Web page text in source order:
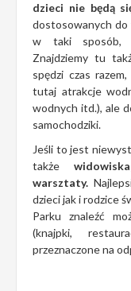
dzieci nie będą
dostosowanych do
w taki sposób,
Znajdziemy tu
spędzi czas
tutaj atrakcje
wodnych itd.), ale
samochodziki.
Jeśli to jest
także
warsztaty.
dzieci jak i rodzice
Parku znaleźć
(knajpki,
przeznaczone na